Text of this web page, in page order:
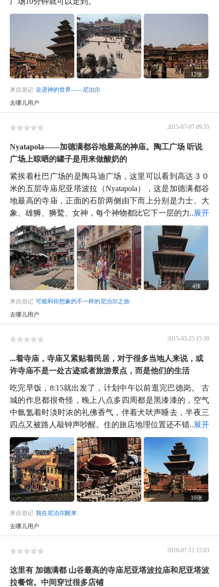
12张
来自游记 走进神的世界——尼泊尔
去哪儿用户
2015-07-07 09:35
Nyatapola——加德满都谷地最高的神庙。陶工广场 听说
广场上晾晒的罐子是用来做酸奶的
紧挨着杜巴广场的是陶马迪广场，这里可以看到高达３０
米的五层寺庙尼亚塔波拉（Nyatapola），这是加德满都谷
地最高的寺庙，正面的石阶两侧由下而上分别是力士、大
象、雄狮、狮鹫、女神，每个神物都比它下一层的力...展开
4张
来自游记 可能和你想象的不一样的尼泊尔之旅
去哪儿用户
2015-03-25 15:39
...着寺庙，寺庙又紧贴着民居，对于很多当地人来说，或
许寺庙不是一处古迹或者旅游景点，而是他们的生活
吃完早饭，8:15就出发了，计划中午以前逛完巴德岗。 古
城的作息都很奇怪，晚上八点多四周都是黑漆漆的，空气
中氤氲着时淡时浓的礼佛香气，伴着犬吠声睡去，半夜三
四点又被路人敲钟声吵醒。住的旅店地理位置还不错...展开
10张
来自游记 我在尼泊尔醒来
去哪儿用户
2018-07-12 15:03
这里有 加德满都 山谷最高的寺庙尼亚塔波拉庙和尼亚塔波
拉餐馆。中间穿过很多店铺